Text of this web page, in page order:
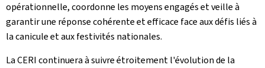
opérationnelle, coordonne les moyens engagés et veille à
garantir une réponse cohérente et efficace face aux défis liés à
la canicule et aux festivités nationales.
La CERI continuera à suivre étroitement l'évolution de la